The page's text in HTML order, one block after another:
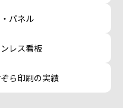
パネル
レス看板
ら印刷の実績